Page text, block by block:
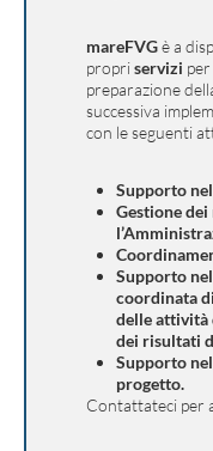
mareFVGè a
propriservizi
preparazione
successiva
con le seguenti
Supporto
Gestione
Supporto
coordinata
delle attività
dei risultati
Supporto
progetto.
Contattateci per